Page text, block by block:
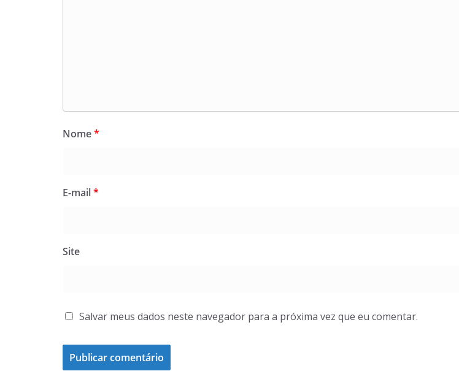
Nome*
E-mail*
Site
Salvar meus dados neste navegador para a próxima vez que eu comentar.